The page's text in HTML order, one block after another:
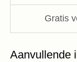
Gratis
Aanvullende